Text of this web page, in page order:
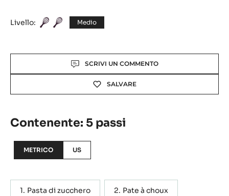
Livello: Medio
SCRIVI UN COMMENTO
SALVARE
Contenente: 5 passi
METRICO US
Pasta di zucchero Pate à choux